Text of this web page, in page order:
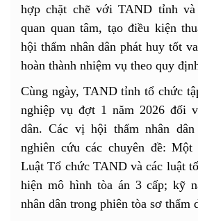
hợp chặt chẽ với TAND tỉnh
quan quan tâm, tạo điều kiện
hội thẩm nhân dân phát huy tốt
hoàn thành nhiệm vụ theo quy
Cùng ngày, TAND tỉnh tổ chức
nghiệp vụ đợt 1 năm 2026 đối
dân. Các vị hội thẩm nhân
nghiên cứu các chuyên đề:
Luật Tổ chức TAND và các luật
hiện mô hình tòa án 3 cấp; kỹ
nhân dân trong phiên tòa sơ thẩm